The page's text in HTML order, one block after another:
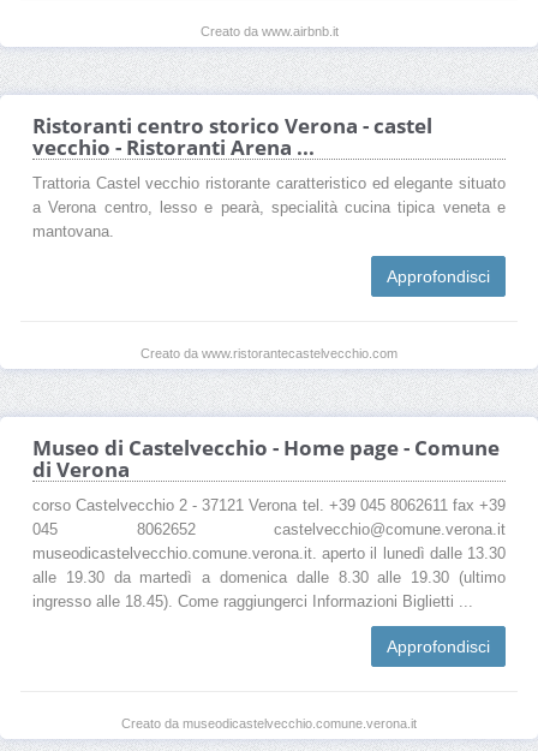
Creato da www.airbnb.it
Ristoranti centro storico Verona - castel
vecchio - Ristoranti Arena ...
Trattoria Castel vecchio ristorante caratteristico ed elegante situato
a Verona centro, lesso e pearà, specialità cucina tipica veneta e
mantovana.
Approfondisci
Creato da www.ristorantecastelvecchio.com
Museo di Castelvecchio - Home page - Comune
di Verona
corso Castelvecchio 2 - 37121 Verona tel. +39 045 8062611 fax +39
045 8062652 castelvecchio@comune.verona.it
museodicastelvecchio.comune.verona.it. aperto il lunedì dalle 13.30
alle 19.30 da martedì a domenica dalle 8.30 alle 19.30 (ultimo
ingresso alle 18.45). Come raggiungerci Informazioni Biglietti ...
Approfondisci
Creato da museodicastelvecchio.comune.verona.it